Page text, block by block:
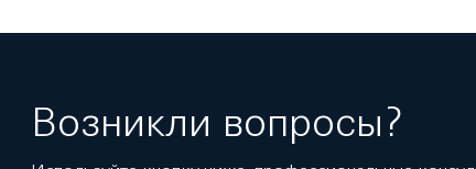
Возникли вопросы?